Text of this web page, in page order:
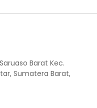
Barat Kec.
Sumatera Barat,